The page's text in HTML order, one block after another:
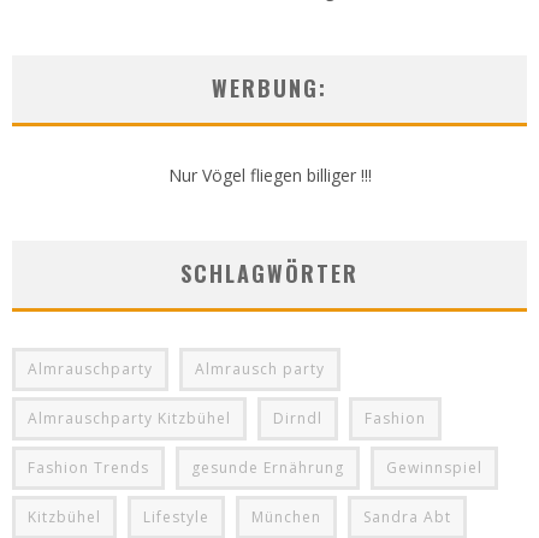
WERBUNG:
Nur Vögel fliegen billiger !!!
SCHLAGWÖRTER
Almrauschparty Almrausch party
Almrauschparty Kitzbühel Dirndl Fashion
Fashion Trends gesunde Ernährung Gewinnspiel
Kitzbühel Lifestyle München Sandra Abt